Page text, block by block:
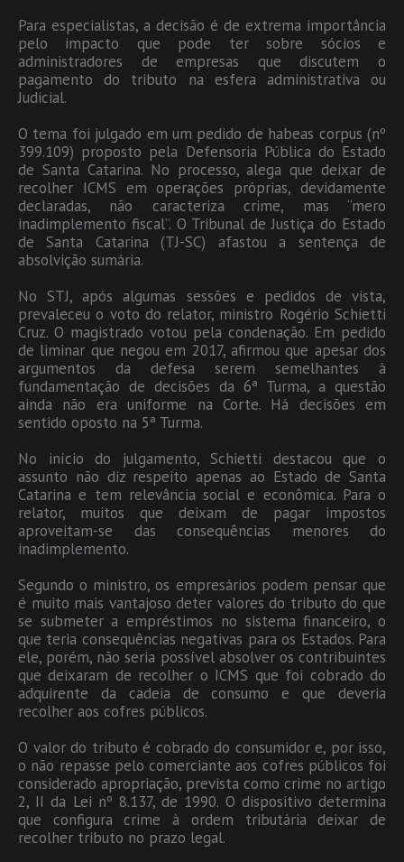
Para especialistas, a decisão é de extrema importância
pelo impacto que pode ter sobre sócios e
administradores de empresas que discutem o
pagamento do tributo na esfera administrativa ou
Judicial.
O tema foi julgado em um pedido de habeas corpus (nº
399.109) proposto pela Defensoria Pública do Estado
de Santa Catarina. No processo, alega que deixar de
recolher ICMS em operações próprias, devidamente
declaradas, não caracteriza crime, mas “mero
inadimplemento fiscal”. O Tribunal de Justiça do Estado
de Santa Catarina (TJ-SC) afastou a sentença de
absolvição sumária.
No STJ, após algumas sessões e pedidos de vista,
prevaleceu o voto do relator, ministro Rogério Schietti
Cruz. O magistrado votou pela condenação. Em pedido
de liminar que negou em 2017, afirmou que apesar dos
argumentos da defesa serem semelhantes à
fundamentação de decisões da 6ª Turma, a questão
ainda não era uniforme na Corte. Há decisões em
sentido oposto na 5ª Turma.
No início do julgamento, Schietti destacou que o
assunto não diz respeito apenas ao Estado de Santa
Catarina e tem relevância social e econômica. Para o
relator, muitos que deixam de pagar impostos
aproveitam-se das consequências menores do
inadimplemento.
Segundo o ministro, os empresários podem pensar que
é muito mais vantajoso deter valores do tributo do que
se submeter a empréstimos no sistema financeiro, o
que teria consequências negativas para os Estados. Para
ele, porém, não seria possível absolver os contribuintes
que deixaram de recolher o ICMS que foi cobrado do
adquirente da cadeia de consumo e que deveria
recolher aos cofres públicos.
O valor do tributo é cobrado do consumidor e, por isso,
o não repasse pelo comerciante aos cofres públicos foi
considerado apropriação, prevista como crime no artigo
2, II da Lei nº 8.137, de 1990. O dispositivo determina
que configura crime à ordem tributária deixar de
recolher tributo no prazo legal.